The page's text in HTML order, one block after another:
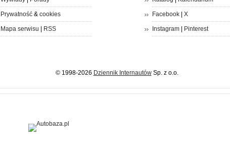
Prywatność& cookies
Mapa serwisu RSS
Facebook| X
Instagram| Pinterest
© 1998-2026 Dziennik InternautówSp. z o.o.